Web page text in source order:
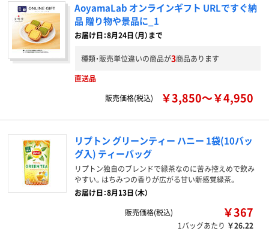
AoyamaLab オンラインギフト URLですぐ納
品 贈り物や景品に_1
お届け日：8月24日（月）まで
種類・販売単位違いの商品が3商品あります
直送品
販売価格(税込)
￥3,850～￥4,950
リプトン グリーンティー ハニー 1袋(10バッ
グ入) ティーバッグ
リプトン独自のブレンドで緑茶なのに苦み控えめで飲み
やすい。はちみつの香りが広がる甘い新感覚緑茶。
お届け日：8月13日（木）
販売価格(税込)
￥367
1バッグあたり ￥26.22